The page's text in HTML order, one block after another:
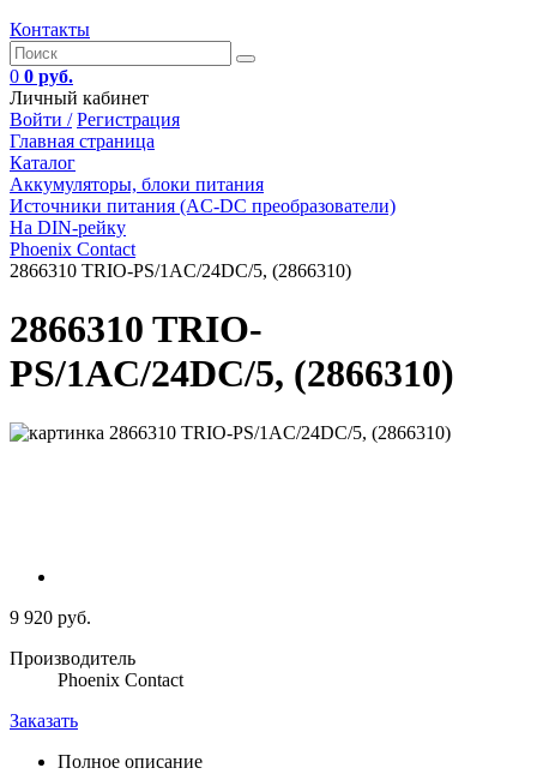
Контакты
0 0 руб.
Личный кабинет
Войти / Регистрация
Главная страница
Каталог
Аккумуляторы, блоки питания
Источники питания (AC-DC преобразователи)
На DIN-рейку
Phoenix Contact
2866310 TRIO-PS/1AC/24DC/5, (2866310)
2866310 TRIO-
PS/1AC/24DC/5, (2866310)
9 920 руб.
Производитель
Phoenix Contact
Заказать
Полное описание